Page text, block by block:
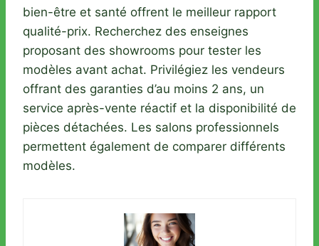
bien-être et santé offrent le meilleur rapport
qualité-prix. Recherchez des enseignes
proposant des showrooms pour tester les
modèles avant achat. Privilégiez les vendeurs
offrant des garanties d’au moins 2 ans, un
service après-vente réactif et la disponibilité de
pièces détachées. Les salons professionnels
permettent également de comparer différents
modèles.